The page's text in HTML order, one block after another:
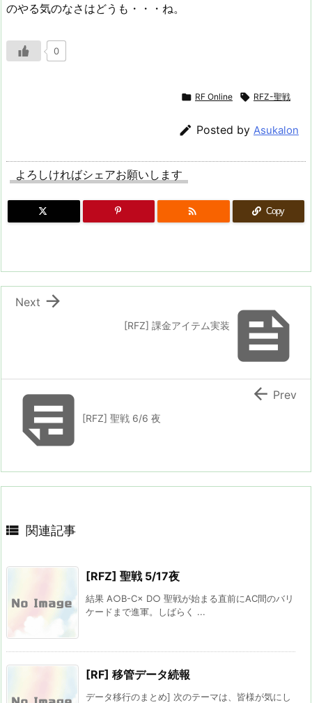
のやる気のなさはどうも・・・ね。
0
 RF Online  RFZ-聖戦
 Posted by Asukalon
よろしければシェアお願いします
 Copy

[RFZ] 課金アイテム実装

Next
[RFZ] 聖戦 6/6 夜
 Prev
 関連記事
[RFZ] 聖戦 5/17夜
結果 A○B-C× D○ 聖戦が始まる直前にAC間のバリ
ケードまで進軍。しばらく ...
[RF] 移管データ続報
データ移行のまとめ] 次のテーマは、皆様が気にし